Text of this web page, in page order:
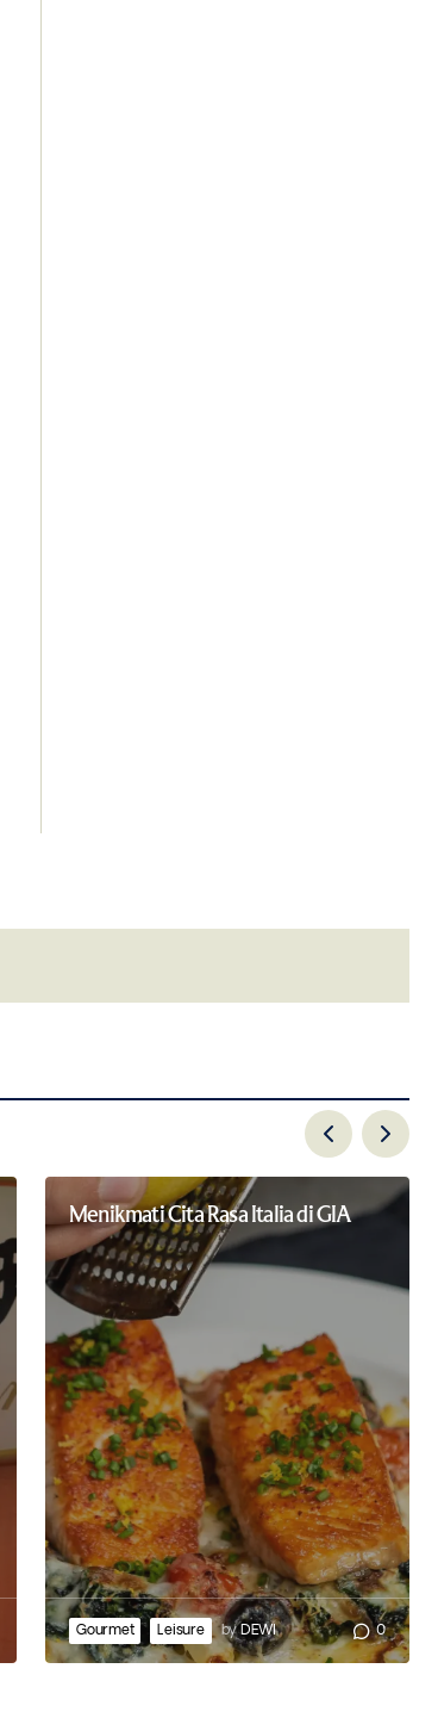
Menikmati Cita Rasa Italia di GIA
Gourmet Leisure byDEWI 0